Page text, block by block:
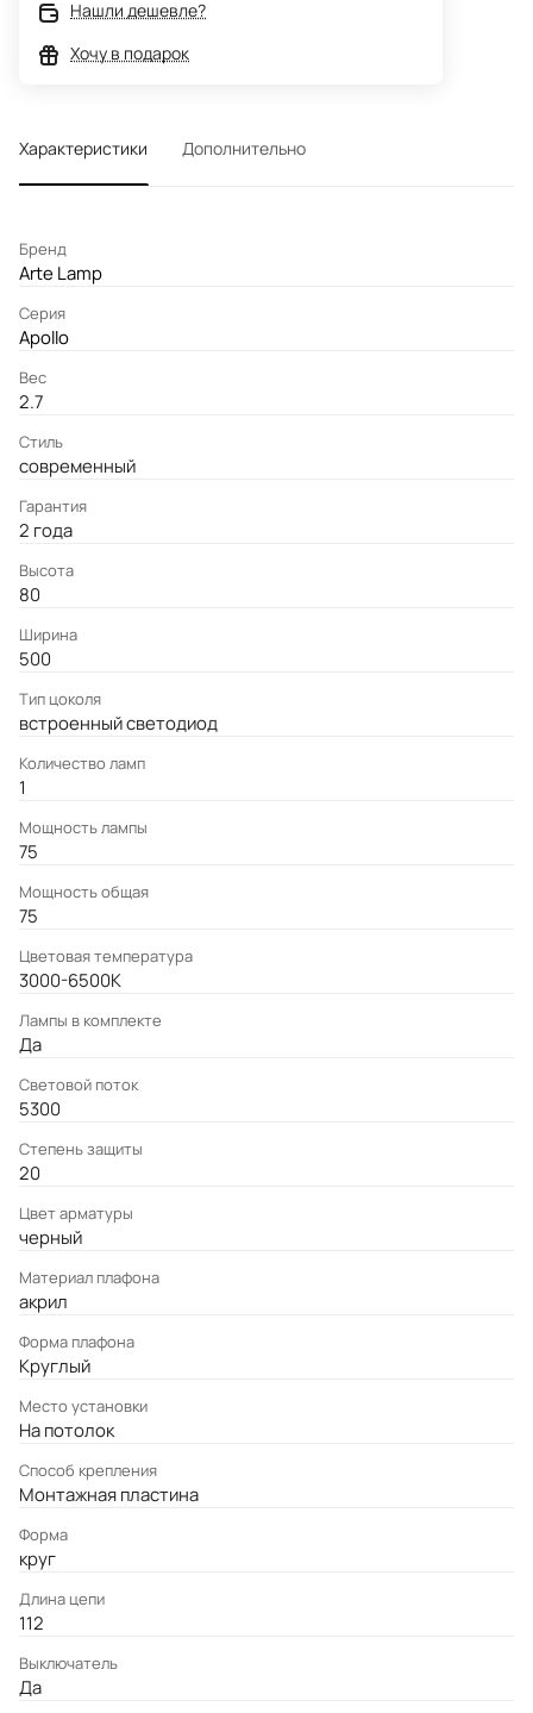
Нашли дешевле?
Хочу в подарок
Характеристики Дополнительно
Бренд
Arte Lamp
Серия
Apollo
Вес
2.7
Стиль
современный
Гарантия
2 года
Высота
80
Ширина
500
Тип цоколя
встроенный светодиод
Количество ламп
1
Мощность лампы
75
Мощность общая
75
Цветовая температура
3000-6500K
Лампы в комплекте
Да
Световой поток
5300
Степень защиты
20
Цвет арматуры
черный
Материал плафона
акрил
Форма плафона
Круглый
Место установки
На потолок
Cпособ крепления
Монтажная пластина
Форма
круг
Длина цепи
112
Выключатель
Да